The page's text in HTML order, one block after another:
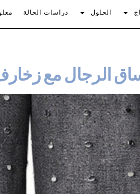
الحلول دراسات الحالة
الرجال مع